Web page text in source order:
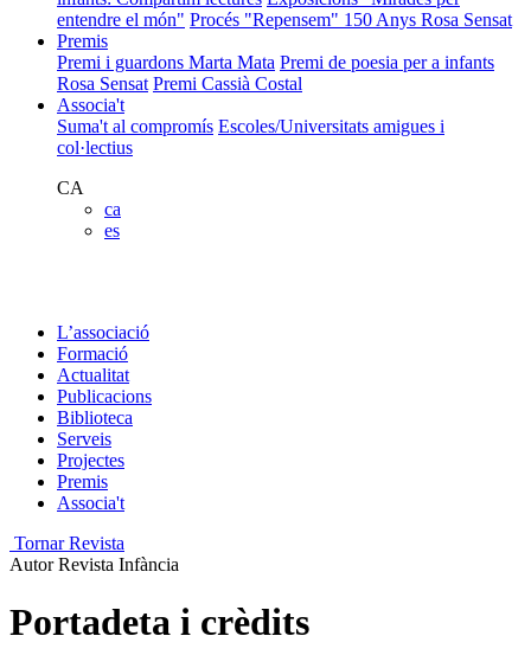
entendre el món" Procés "Repensem" 150 Anys Rosa Sensat
Premis
Premi i guardons Marta Mata Premi de poesia per a infants
Rosa Sensat Premi Cassià Costal
Associa't
Suma't al compromís Escoles/Universitats amigues i
col·lectius
CA
ca
es
L’associació
Formació
Actualitat
Publicacions
Biblioteca
Serveis
Projectes
Premis
Associa't
Tornar Revista
Autor Revista Infància
Portadeta i crèdits